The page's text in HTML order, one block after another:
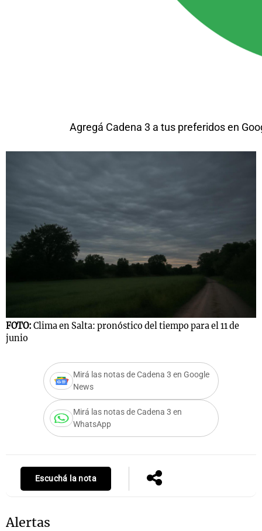
Agregá Cadena 3 a tus preferidos en
FOTO: Clima en Salta: pronóstico del tiempo para el 11 de
junio
Mirá las notas de Cadena 3 en Google
News
Mirá las notas de Cadena 3 en
WhatsApp
Escuchá la nota
Alertas